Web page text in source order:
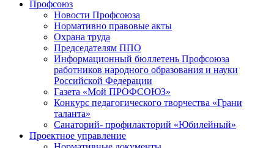
Профсоюз
Новости Профсоюза
Нормативно правовые акты
Охрана труда
Председателям ППО
Информационный бюллетень Профсоюза
работников народного образования и науки
Российской Федерации
Газета «Мой ПРОФСОЮЗ»
Конкурс педагогического творчества «Грани
таланта»
Санаторий- профилакторий «Юбилейный»
Проектное управление